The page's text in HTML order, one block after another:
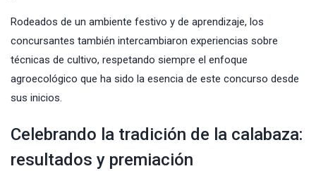
Rodeados de un ambiente festivo y de aprendizaje, los
concursantes también intercambiaron experiencias sobre
técnicas de cultivo, respetando siempre el enfoque
agroecológico que ha sido la esencia de este concurso desde
sus inicios.
Celebrando la tradición de la calabaza:
resultados y premiación